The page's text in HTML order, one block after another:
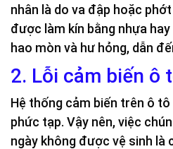
nhân là do va đập hoặc
được làm kín bằng nhựa
hao mòn và hư hỏng, dẫn
2. Lỗi cảm biến ô
Hệ thống cảm biến trên ô
phức tạp. Vậy nên, việc
ngày không được vệ sinh là